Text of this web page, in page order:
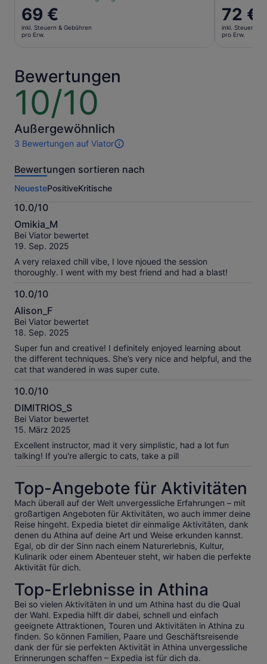
Der
Preis
beträgt
Erw.
69 €
inkl. Steuern & Gebühren
pro Erw.
Der
Preis
beträgt
72 €
inkl. Steuern &
pro Erw.
Bewertungen
10/10
10
10
Außergewöhnlich
3 Bewertungen auf Viator
3
dieser
Weitere
Informationen
zu
unseren
geprüften
Bewertungen.
Bewertungen sortieren nach
NeuestePositiveKritische
10.0/10
10.0
von
10
Omikia_M
Bei Viator bewertet
19. Sep. 2025
A very relaxed chill vibe, I love njoued the session
thoroughly. I went with my best friend and had a blast!
10.0/10
10.0
von
10
Alison_F
Bei Viator bewertet
18. Sep. 2025
Super fun and creative! I definitely enjoyed learning about
the different techniques. She’s very nice and helpful, and the
cat that wandered in was super cute.
10.0/10
10.0
von
10
DIMITRIOS_S
Bei Viator bewertet
15. März 2025
Excellent instructor, mad it very simplistic, had a lot fun
talking! If you're allergic to cats, take a pill
Top-Angebote für Aktivitäten
Mach überall auf der Welt unvergessliche Erfahrungen – mit
großartigen Angeboten für Aktivitäten, wo auch immer deine
Reise hingeht. Expedia bietet dir einmalige Aktivitäten, dank
denen du Athina auf deine Art und Weise erkunden kannst.
Egal, ob dir der Sinn nach einem Naturerlebnis, Kultur,
Kulinarik oder einem Abenteuer steht, wir haben die perfekte
Aktivität für dich.
Top-Erlebnisse in Athina
Bei so vielen Aktivitäten in und um Athina hast du die Qual
der Wahl. Expedia hilft dir dabei, schnell und einfach
geeignete Attraktionen, Touren und Aktivitäten in Athina zu
finden. So können Familien, Paare und Geschäftsreisende
dank der für sie perfekten Aktivität in Athina unvergessliche
Erinnerungen schaffen – Expedia ist für dich da.